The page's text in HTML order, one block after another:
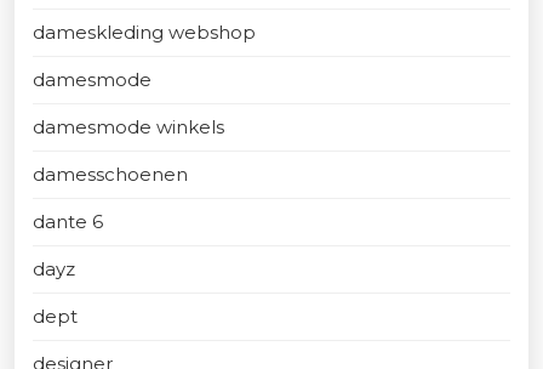
dameskleding webshop
damesmode
damesmode winkels
damesschoenen
dante 6
dayz
dept
designer